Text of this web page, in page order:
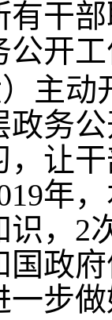
有干
公开
）主
政务
，让
年
识，2
国政
一步